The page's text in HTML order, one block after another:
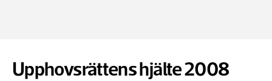
Upphovsrättens hjälte 2008